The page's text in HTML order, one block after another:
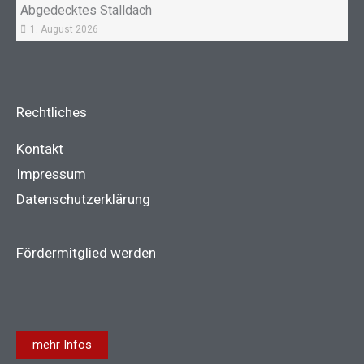
Abgedecktes Stalldach
1. August 2026
Rechtliches
Kontakt
Impressum
Datenschutzerklärung
Fördermitglied werden
mehr Infos